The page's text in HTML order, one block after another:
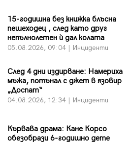
15-годишна без книжка блъсна
пешеходец , след като друг
непълнолетен ѝ дал колата
05.08.2026, 09:04 | Инциденти
След 4 дни издирване: Намериха
мъжа, потънал с джет в язовир
„Доспат“
04.08.2026, 12:34 | Инциденти
Кървава драма: Кане Корсо
обезобрази 6-годишно дете